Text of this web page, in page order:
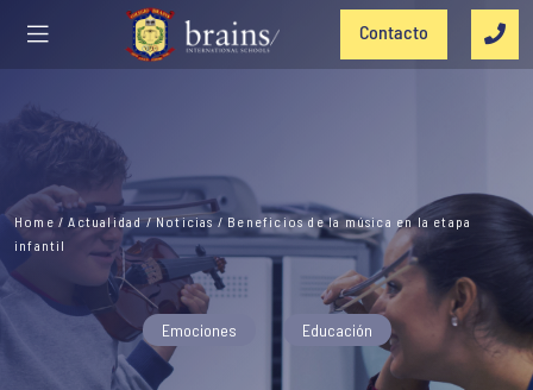
Contacto
Home /Actualidad/Noticias / Beneficios de la música en la etapa
infantil
Emociones Educación